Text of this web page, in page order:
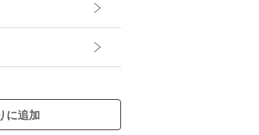
に追加